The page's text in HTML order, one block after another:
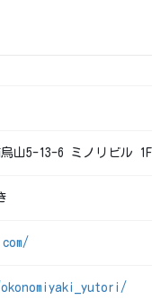
山5-13-6 ミノリビル 1F